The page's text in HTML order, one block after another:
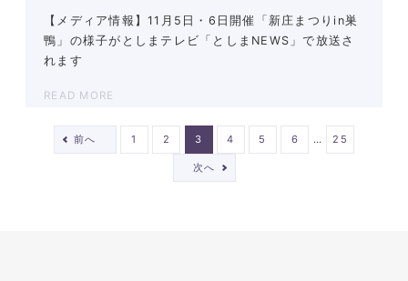
【メディア情報】11月5日・6日開催「新庄まつりin巣
鴨」の様子がとしまテレビ「としまNEWS」で放送さ
れます
READ MORE
前へ 1 2 3 4 5 6 … 25
次へ